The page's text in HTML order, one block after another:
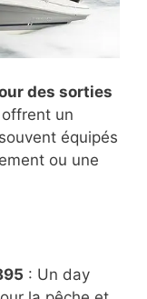
des sorties
offrent un
équipés
ou une
: Un day